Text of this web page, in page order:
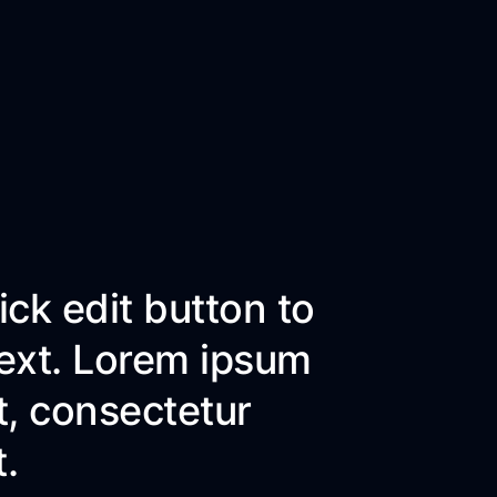
edit button to
Lorem ipsum
consectetur